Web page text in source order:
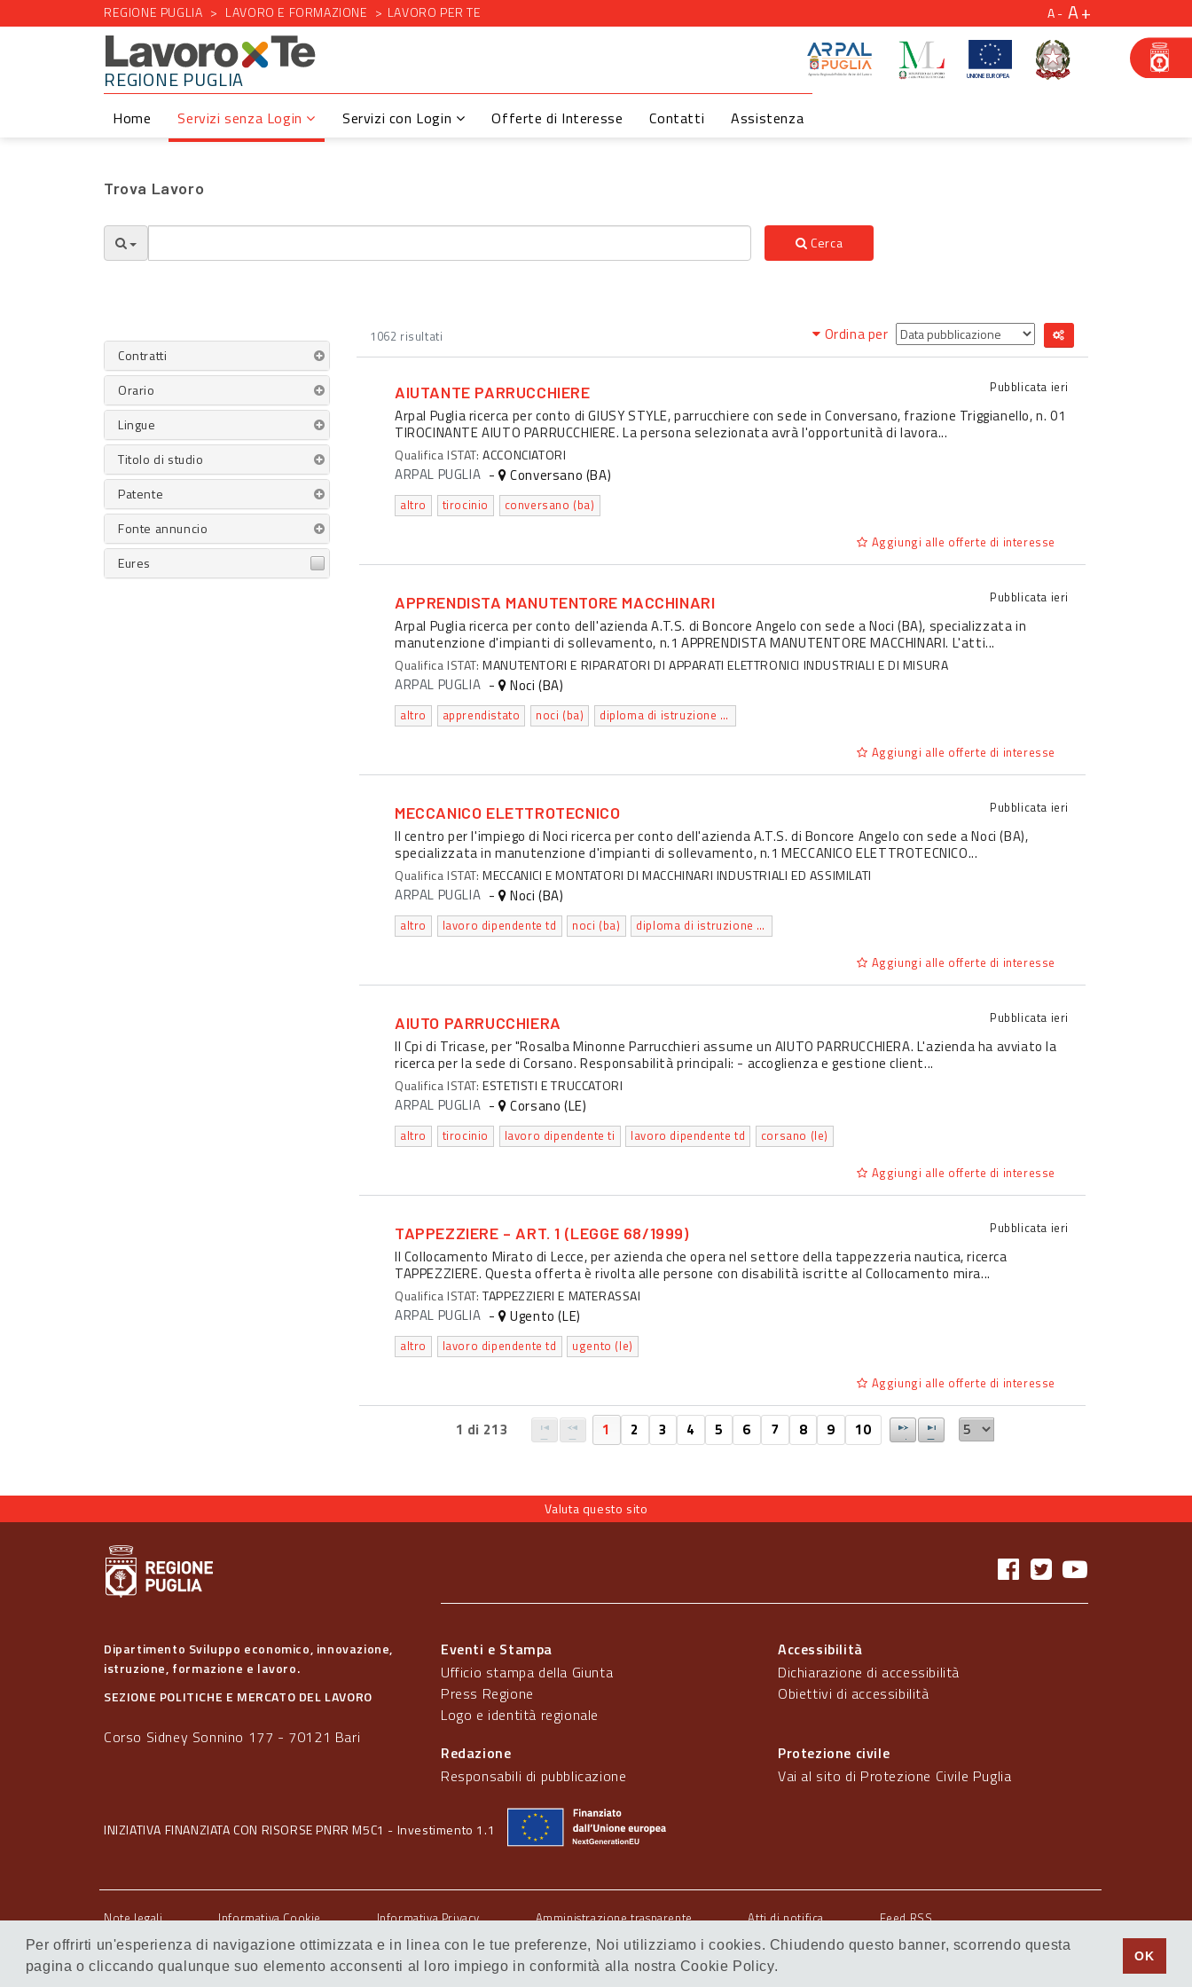
Per offrirti un'esperienza di navigazione ottimizzata e in linea con le tue preferenze, Noi utilizziamo i cookies. Chiudendo questo banner, scorrendo questa
pagina o cliccando qualunque suo elemento acconsenti al loro impiego in conformità alla nostra Cookie Policy.
OK
REGIONE PUGLIA LAVORO E FORMAZIONE LAVORO PER TE A A
REGIONE PUGLIA
Home Servizi senza Login Servizi con Login Offerte di Interesse Contatti Assistenza
Trova Lavoro
Cerca
Contratti
Orario
Lingue
Titolo di studio
Patente
Fonte annuncio
Eures
1062 risultati Ordina per
AIUTANTE PARRUCCHIERE Pubblicata ieri
Arpal Puglia ricerca per conto di GIUSY STYLE, parrucchiere con sede in Conversano, frazione Triggianello, n. 01
TIROCINANTE AIUTO PARRUCCHIERE. La persona selezionata avrà l'opportunità di lavora...
Qualifica ISTAT: ACCONCIATORI
ARPAL PUGLIA - Conversano (BA)
altro tirocinio conversano (ba)
Aggiungi alle offerte di interesse
APPRENDISTA MANUTENTORE MACCHINARI Pubblicata ieri
Arpal Puglia ricerca per conto dell'azienda A.T.S. di Boncore Angelo con sede a Noci (BA), specializzata in
manutenzione d'impianti di sollevamento, n.1 APPRENDISTA MANUTENTORE MACCHINARI. L'atti...
Qualifica ISTAT: MANUTENTORI E RIPARATORI DI APPARATI ELETTRONICI INDUSTRIALI E DI MISURA
ARPAL PUGLIA - Noci (BA)
altro apprendistato noci (ba) diploma di istruzione secondaria superiore che permette l'accesso all'universita'
Aggiungi alle offerte di interesse
MECCANICO ELETTROTECNICO Pubblicata ieri
Il centro per l'impiego di Noci ricerca per conto dell'azienda A.T.S. di Boncore Angelo con sede a Noci (BA),
specializzata in manutenzione d'impianti di sollevamento, n.1 MECCANICO ELETTROTECNICO...
Qualifica ISTAT: MECCANICI E MONTATORI DI MACCHINARI INDUSTRIALI ED ASSIMILATI
ARPAL PUGLIA - Noci (BA)
altro lavoro dipendente td noci (ba) diploma di istruzione secondaria superiore che permette l'accesso all'universita'
Aggiungi alle offerte di interesse
AIUTO PARRUCCHIERA Pubblicata ieri
Il Cpi di Tricase, per "Rosalba Minonne Parrucchieri assume un AIUTO PARRUCCHIERA. L'azienda ha avviato la
ricerca per la sede di Corsano. Responsabilità principali: - accoglienza e gestione client...
Qualifica ISTAT: ESTETISTI E TRUCCATORI
ARPAL PUGLIA - Corsano (LE)
altro tirocinio lavoro dipendente ti lavoro dipendente td corsano (le)
Aggiungi alle offerte di interesse
TAPPEZZIERE – ART. 1 (LEGGE 68/1999) Pubblicata ieri
Il Collocamento Mirato di Lecce, per azienda che opera nel settore della tappezzeria nautica, ricerca
TAPPEZZIERE. Questa offerta è rivolta alle persone con disabilità iscritte al Collocamento mira...
Qualifica ISTAT: TAPPEZZIERI E MATERASSAI
ARPAL PUGLIA - Ugento (LE)
altro lavoro dipendente td ugento (le)
Aggiungi alle offerte di interesse
1 di 213 1 2 3 4 5 6 7 8 9 10
Valuta questo sito
Dipartimento Sviluppo economico, innovazione,
istruzione, formazione e lavoro.
SEZIONE POLITICHE E MERCATO DEL LAVORO
Corso Sidney Sonnino 177 - 70121 Bari
Eventi e Stampa
Ufficio stampa della Giunta
Press Regione
Logo e identità regionale
Accessibilità
Dichiarazione di accessibilità
Obiettivi di accessibilità
Redazione
Responsabili di pubblicazione
Protezione civile
Vai al sito di Protezione Civile Puglia
INIZIATIVA FINANZIATA CON RISORSE PNRR M5C1 - Investimento 1.1
Note legali Informativa Cookie Informativa Privacy Amministrazione trasparente Atti di notifica
Feed RSS
Servizi Intranet
© Regione Puglia